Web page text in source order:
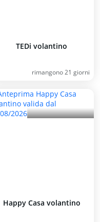
TEDi volantino
rimangono 21 giorni
Happy Casa volantino